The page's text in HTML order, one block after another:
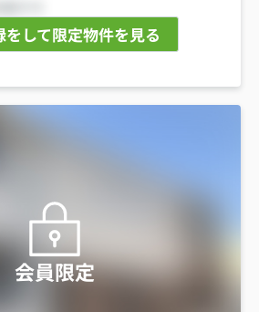
をして限定物件を見る
会員限定